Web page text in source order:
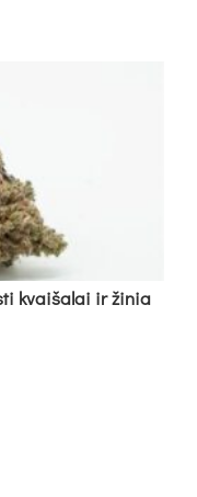
kvai­ša­lai ir ži­nia